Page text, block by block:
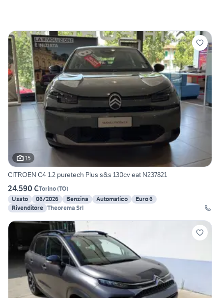
15
CITROEN C4 1.2 puretech Plus s&s 130cv eat N237821
24.590 €Torino(TO)
Usato
06/2026 Benzina Automatico
Euro 6
Rivenditore Theorema Srl